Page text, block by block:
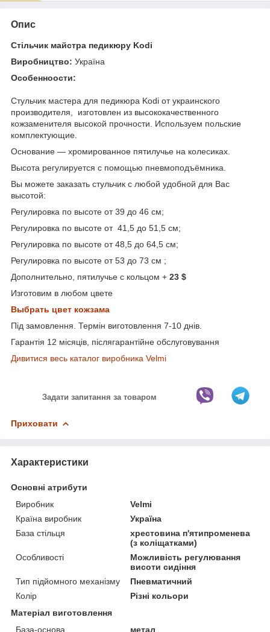
Опис
Стільчик майстра педикюру Kodi
Виробництво: Україна
Особенноости:
Стульчик мастера для педикюра Kodi от украинского
производителя, изготовлен из высококачественного
кожзаменителя высокой прочности. Используем польские
комплектующие.
Основание ― хромированное пятилучье на колесиках.
Высота регулируется с помощью пневмоподъёмника.
Вы можете заказать стульчик с любой удобной для Вас
высотой:
Регулировка по высоте от 39 до 46 см;
Регулировка по высоте от 41,5 до 51,5 см;
Регулировка по высоте от 48,5 до 64,5 см;
Регулировка по высоте от 53 до 73 см ;
Дополнительно, пятилучье с кольцом + 23 $
Изготовим в любом цвете
Выбрать цвет кожзама
Під замовлення. Термін виготовлення 7-10 днів.
Гарантія 12 місяців, післягарантійне обслуговування
Дивитися весь каталог виробника Velmi
Задати запитання за товаром
Приховати
Характеристики
Основні атрибути
Виробник
Velmi
Країна виробник
Україна
База стільця
хрестовина п'ятипроменева
(з коліщатками)
Особливості
Можливість регулювання
висоти сидіння
Тип підйомного механізму
Пневматичний
Колір
Різні кольори
Матеріал виготовлення
База-основа
метал